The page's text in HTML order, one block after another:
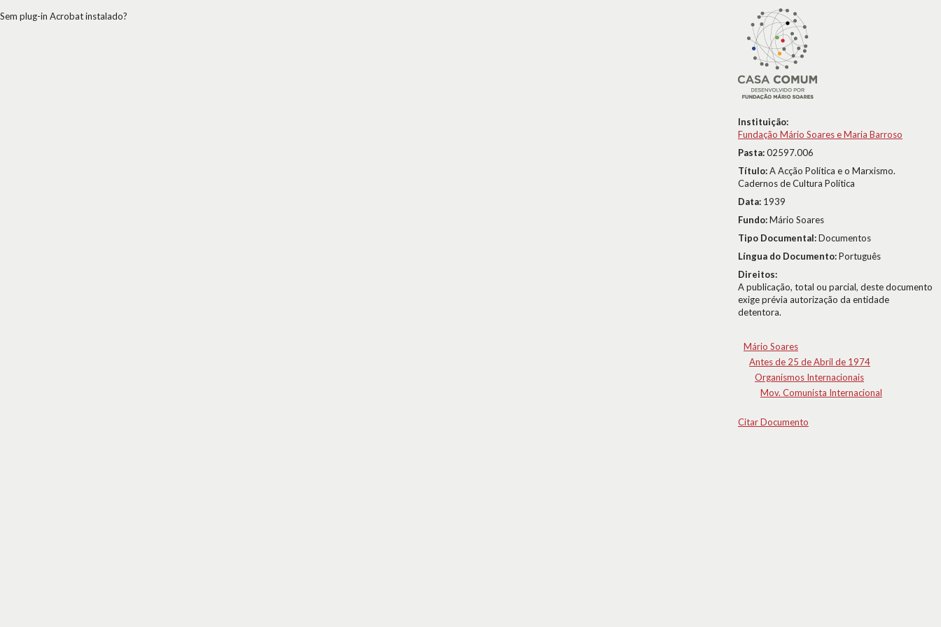
Instituição:
Fundação Mário Soares e Maria Barroso
Pasta:02597.006
Título:A Acção Política e o Marxismo.
Cadernos de Cultura Política
Data: 1939
Fundo:Mário Soares
Tipo Documental:Documentos
Língua do Documento:Português
Direitos:
A publicação, total ou parcial, deste documento
exige prévia autorização da entidade
detentora.
Mário Soares
Antes de 25 de Abril de 1974
Organismos Internacionais
Mov. Comunista Internacional
Citar Documento
Sem plug-in Acrobat instalado?